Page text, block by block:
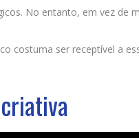
No entanto, em vez de
costuma ser receptível a